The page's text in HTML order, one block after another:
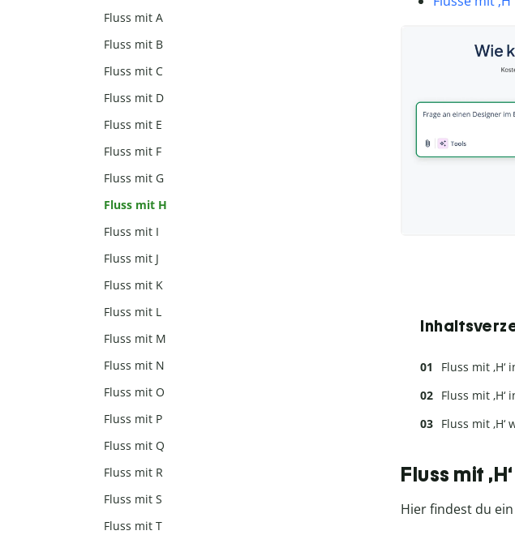
Fluss mit
Fluss mit
Fluss mit
Fluss mit
Hier findest du ein
Fluss mit A
Fluss mit B
Fluss mit C
Fluss mit D
Fluss mit E
Fluss mit F
Fluss mit G
Fluss mit H
Fluss mit I
Fluss mit J
Fluss mit K
Fluss mit L
Fluss mit M
Fluss mit N
Fluss mit O
Fluss mit P
Fluss mit Q
Fluss mit R
Fluss mit S
Fluss mit T